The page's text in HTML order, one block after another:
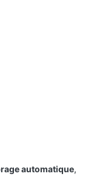
automatique,